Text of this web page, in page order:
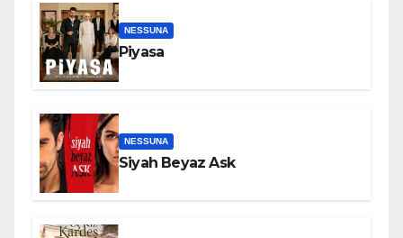
NESSUNA
Piyasa
NESSUNA
Siyah Beyaz Ask